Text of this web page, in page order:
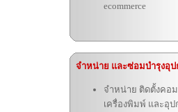
ecommerce
จำหน่าย และซ่อมบำรุงอุ
จำหน่าย ติดตั้งคอ
เครื่องพิมพ์ และอุ